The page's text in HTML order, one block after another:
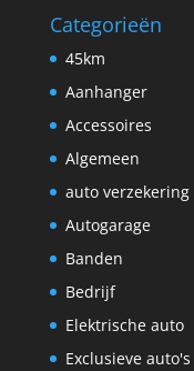
Categorieën
45km
Aanhanger
Accessoires
Algemeen
auto verzekering
Autogarage
Banden
Bedrijf
Elektrische auto
Exclusieve auto's